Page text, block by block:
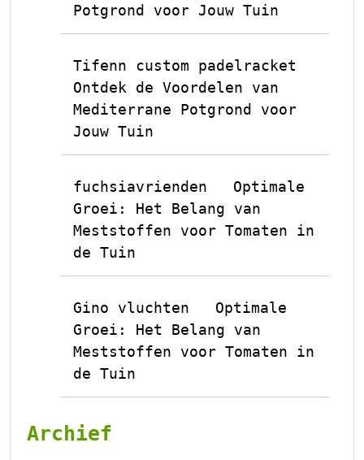
Potgrond voor Jouw Tuin
Tifenn custom padelracket
Ontdek de Voordelen van
Mediterrane Potgrond voor
Jouw Tuin
fuchsiavrienden
Optimale
Groei: Het Belang van
Meststoffen voor Tomaten in
de Tuin
Gino vluchten
Optimale
Groei: Het Belang van
Meststoffen voor Tomaten in
de Tuin
Archief